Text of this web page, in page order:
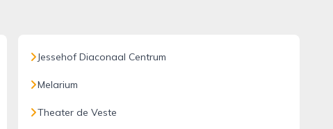
Jessehof Diaconaal Centrum
Melarium
Theater de Veste